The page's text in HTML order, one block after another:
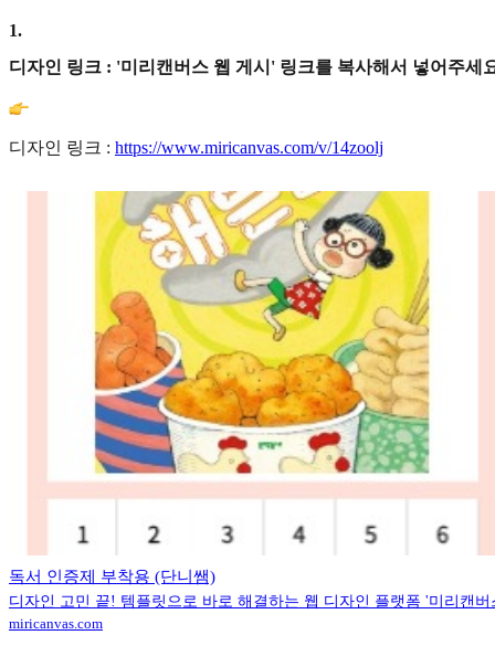
1.
디자인 링크 : '미리캔버스 웹 게시' 링크를 복사해서 넣어주세
디자인 링크 : https://www.miricanvas.com/v/14zoolj
독서 인증제 부착용 (단니쌤)
디자인 고민 끝! 템플릿으로 바로 해결하는 웹 디자인 플랫폼 '미리캔버
miricanvas.com